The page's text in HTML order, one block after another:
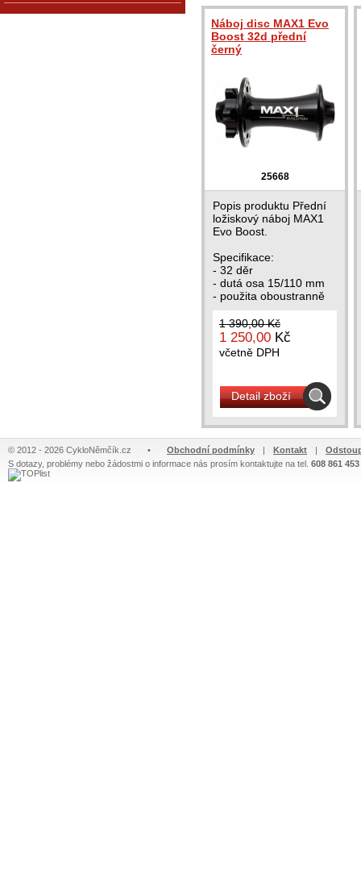
Náboj disc MAX1 Evo
Boost 32d přední
černý
25668
Popis produktu Přední
ložiskový náboj MAX1
Evo Boost.
Specifikace:
- 32 děr
- dutá osa 15/110 mm
- použita oboustranně
ložiska 2x 6804 -...
1 390,00 Kč
1 250,00 Kč
včetně DPH
Detail zboží
© 2012 - 2026 CykloNěmčík.cz • Obchodní podmínky | Kontakt |
S dotazy, problémy nebo žádostmi o informace nás prosím kontaktujte na tel. 608 861 453